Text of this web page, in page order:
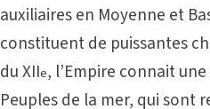
auxiliaires en Moyenne et
constituent de puissantes
du XIIe, l’Empire connait
Peuples de la mer, qui sont